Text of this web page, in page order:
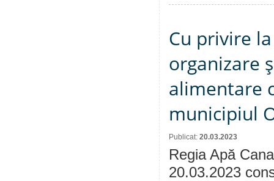
Cu privire
organizare
alimentare
municipiul
Publicat: 20.03.2023
Regia Apă
20.03.2023